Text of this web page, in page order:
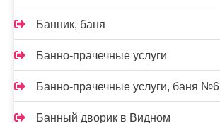
Банник, баня
Банно-прачечные услуги
Банно-прачечные услуги, баня №6
Банный дворик в Видном